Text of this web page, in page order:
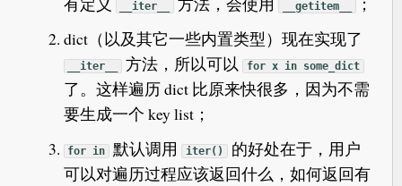
__iter__ __getitem__
dict（以及其它一些内置类型）现在实现了
__iter__ 方法，所以可以 for x in some_dict
了。这样遍历 dict 比原来快很多，因为不需
要生成一个 key list；
for in 默认调用 iter() 的好处在于，用户
可以对遍历过程应该返回什么，如何返回有